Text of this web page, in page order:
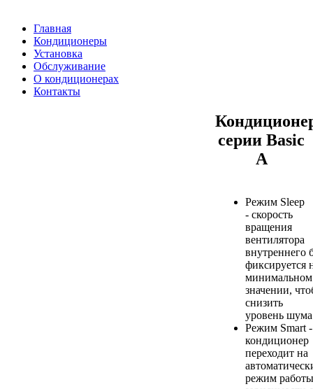
Главная
Кондиционеры
Установка
Обслуживание
О кондиционерах
Контакты
серии Basic
A
Режим Sleep
- скорость
вращения
вентилятора
внутреннего
фиксируется
минимальном
значении,
снизить
уровень шума
Режим Smart -
кондиционер
переходит на
режим